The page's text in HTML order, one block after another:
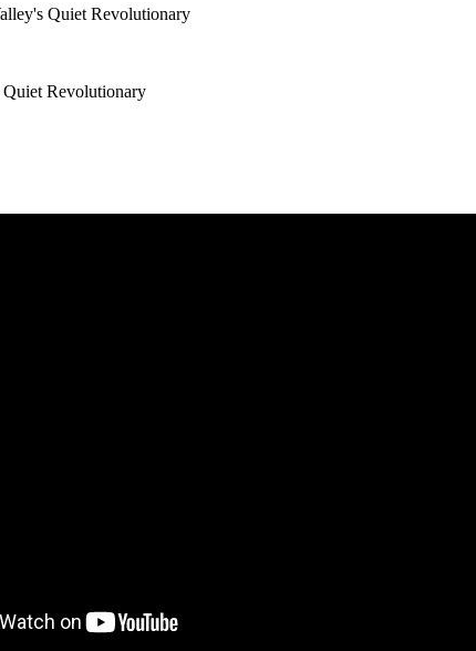
Quiet Revolutionary
Revolutionary